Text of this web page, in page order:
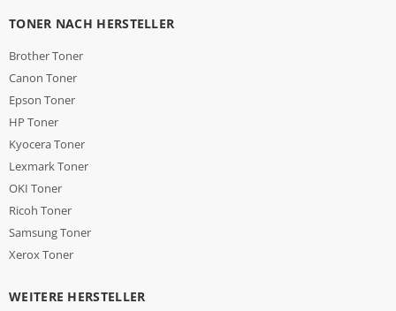
TONER NACH HERSTELLER
Brother Toner
Canon Toner
Epson Toner
HP Toner
Kyocera Toner
Lexmark Toner
OKI Toner
Ricoh Toner
Samsung Toner
Xerox Toner
WEITERE HERSTELLER